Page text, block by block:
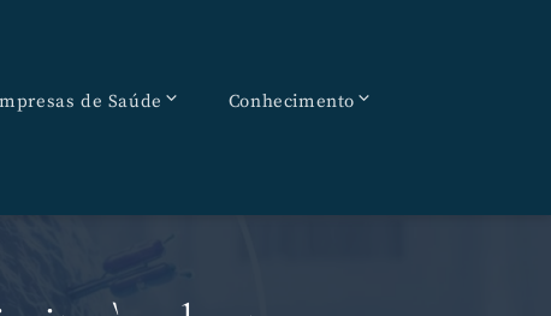
de Saúde Conhecimento